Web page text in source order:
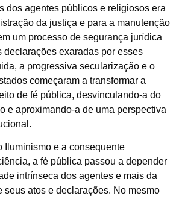
dos agentes públicos e religiosos era
da justiça e para a manutenção
um processo de segurança jurídica
declarações exaradas por esses
a progressiva secularização e o
começaram a transformar a
de fé pública, desvinculando-a do
e aproximando-a de uma perspectiva
Iluminismo e a consequente
a fé pública passou a depender
intrínseca dos agentes e mais da
seus atos e declarações. No mesmo